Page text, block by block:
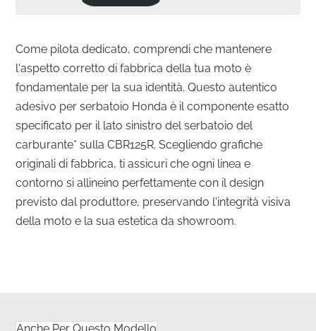
Come pilota dedicato, comprendi che mantenere
l'aspetto corretto di fabbrica della tua moto è
fondamentale per la sua identità. Questo autentico
adesivo per serbatoio Honda è il componente esatto
specificato per il lato sinistro del serbatoio del
carburante* sulla CBR125R. Scegliendo grafiche
originali di fabbrica, ti assicuri che ogni linea e
contorno si allineino perfettamente con il design
previsto dal produttore, preservando l'integrità visiva
della moto e la sua estetica da showroom.